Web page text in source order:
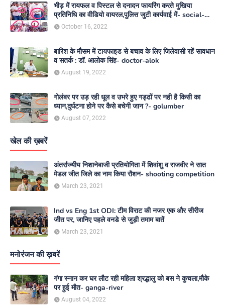
भीड़ में रायफल व पिस्टल से दनादन फायरिंग करते मुखिया
प्रतिनिधि का वीडियो वायरल,पुलिस जुटी कार्यवाई में- social-
media
October 16, 2022
बारिश के मौसम में टायफाइड से बचाव के लिए जिलेवासी रहें सावधान
व सतर्क : डॉ. आलोक सिंह- doctor-alok
August 19, 2022
गोलंबर पर उड़ रही धूल व उभरे हुए गड्ढों पर नही है किसी का
ध्यान,दुर्घटना होने पर कैसे बचेगी जान ?- golumber
August 07, 2022
खेल की ख़बरें
अंतर्राज्यीय निशानेबाजी प्रतियोगिता में शिवांशु व राजवीर ने सात
मेडल जीत जिले का नाम किया रौशन- shooting competition
March 23, 2021
Ind vs Eng 1st ODI: टीम विराट की नजर एक और सीरीज
जीत पर, जानिए पहले वनडे से जुड़ी तमाम बातें
March 23, 2021
मनोरंजन की ख़बरें
गंगा स्नान कर घर लौट रही महिला श्रद्धालु को बस ने कुचला,मौके
पर हुई मौत- ganga-river
August 04, 2022